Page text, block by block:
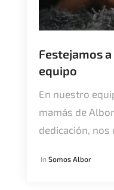
Festejamos
equipo
En nuestro
mamás de
dedicación, nos
In Somos Albor